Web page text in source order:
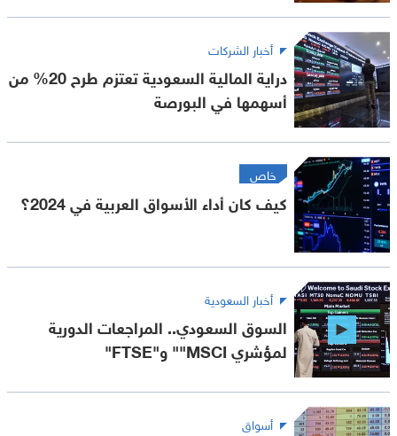
أخبار الشركات
دراية المالية السعودية تعتزم طرح 20% من
أسهمها في البورصة
خاص
كيف كان أداء الأسواق العربية في 2024؟
أخبار السعودية
السوق السعودي.. المراجعات الدورية
لمؤشري MSCI"" و"FTSE"
أسواق